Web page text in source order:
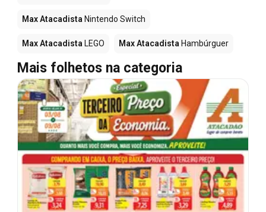
Max Atacadista Nintendo Switch
Max Atacadista LEGO Max Atacadista Hambúrguer
Mais folhetos na categoria